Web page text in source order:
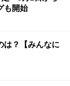
も開始
は？【みんなに